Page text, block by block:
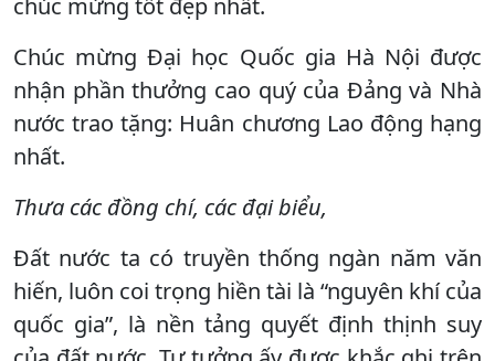
chúc mừng tốt đẹp nhất.
Chúc mừng Đại học Quốc gia Hà Nội được
nhận phần thưởng cao quý của Đảng và Nhà
nước trao tặng: Huân chương Lao động hạng
nhất.
Thưa các đồng chí, các đại biểu,
Đất nước ta có truyền thống ngàn năm văn
hiến, luôn coi trọng hiền tài là “nguyên khí của
quốc gia”, là nền tảng quyết định thịnh suy